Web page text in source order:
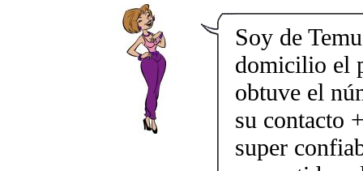
Soy de
domicilio el
obtuve el
su contacto
super